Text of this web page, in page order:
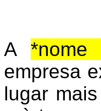
A*nome
empresa
lugar